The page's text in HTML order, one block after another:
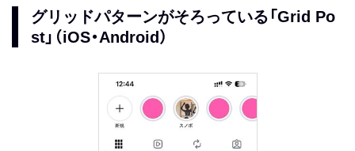
グリッドパターンがそろっている「Grid Po
st」（iOS・Android）